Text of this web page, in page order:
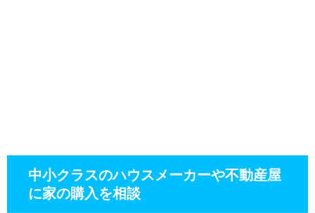
中小クラスのハウスメーカーや不動産屋
に家の購入を相談